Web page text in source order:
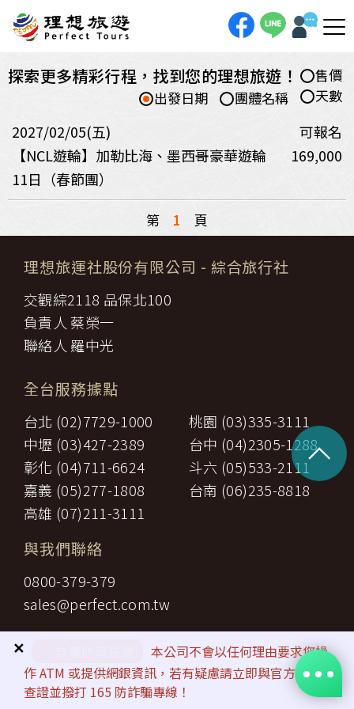
探索更多精彩行程，找到您的理想旅遊！
售價
天數
團體名稱
出發日期
2027/02/05(五)
可報名
【NCL遊輪】加勒比海、墨西哥豪華遊輪
11日（春節團）
169,000
第 1 頁
本公司不會以任何理由要求您操
作 ATM 或提供網銀資訊，若有疑慮請立即與官方客服
查證並撥打 165 防詐騙專線！
✕
理想旅運社股份有限公司 - 綜合旅行社
交觀綜2118 品保北100
負責人 蔡榮一
聯絡人 羅中光
全台服務據點
台北 (02)7729-1000
桃園 (03)335-3111
中壢 (03)427-2389
台中 (04)2305-1288
彰化 (04)711-6624
斗六 (05)533-2111
嘉義 (05)277-1808
台南 (06)235-8818
高雄 (07)211-3111
與我們聯絡
0800-379-379
sales@perfect.com.tw
^